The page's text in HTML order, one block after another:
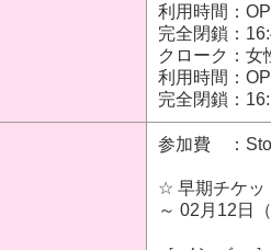
利用時間：
完全閉鎖：
クローク：女
利用時間：
完全閉鎖：
参加費 ：
☆ 早期チケ
～ 02月12日